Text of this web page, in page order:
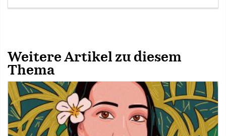
Weitere Artikel zu diesem
Thema